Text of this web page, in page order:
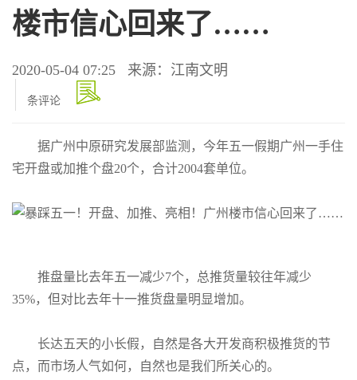
楼市信心回来了……
2020-05-04 07:25 来源：江南文明
条评论
据广州中原研究发展部监测，今年五一假期广州一手住
宅开盘或加推个盘20个，合计2004套单位。
推盘量比去年五一减少7个，总推货量较往年减少
35%，但对比去年十一推货盘量明显增加。
长达五天的小长假，自然是各大开发商积极推货的节
点，而市场人气如何，自然也是我们所关心的。